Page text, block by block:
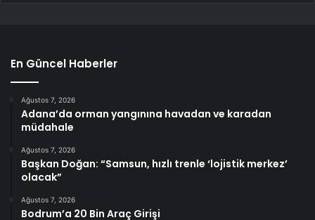
En Güncel Haberler
Ağustos 7, 2026
Adana’da orman yangınına havadan ve karadan
müdahale
Ağustos 7, 2026
Başkan Doğan: “Samsun, hızlı trenle ‘lojistik merkez’
olacak”
Ağustos 7, 2026
Bodrum’a 20 Bin Araç Girişi